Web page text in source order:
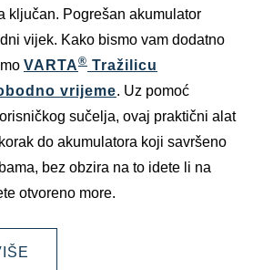
ključan. Pogrešan akumulator
vijek. Kako bismo vam dodatno
VARTA® Tražilicu
vrijeme. Uz pomoć
sučelja, ovaj praktični alat
do akumulatora koji savršeno
bez obzira na to idete li na
otvoreno more.